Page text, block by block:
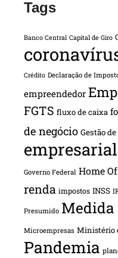
Tags
Banco Central Capital de Giro
Crédito Declaração de
empreendedor
FGTS fluxo de caixa
de negócio Gestão
empresarial
Governo Federal Home
renda impostos INSS
Presumido
Microempresas Ministério
Pandemia